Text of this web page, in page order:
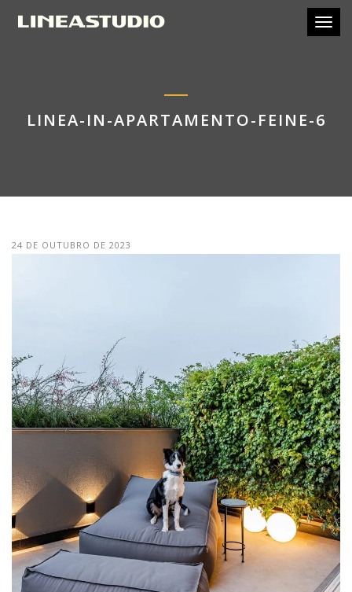
LINEA-IN-APARTAMENTO-FEINE-6
24 DE OUTUBRO DE 2023